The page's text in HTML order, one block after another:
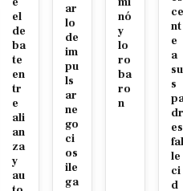
el
de
ba
te
en
tr
e
ali
an
za
y
au
ar
lo
de
im
pu
ls
ar
ne
go
ci
os
ile
ga
nó
y
lo
ro
ba
ro
n
ce
nt
e
a
su
s
dr
es
fal
le
ci
d